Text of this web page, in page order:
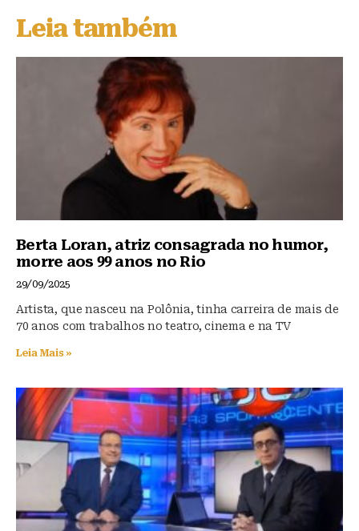
s
k
e
b
o
o
k
s
A
p
p
Leia também
Berta Loran, atriz consagrada no humor,
morre aos 99 anos no Rio
29/09/2025
Artista, que nasceu na Polônia, tinha carreira de mais de
70 anos com trabalhos no teatro, cinema e na TV
Leia Mais »